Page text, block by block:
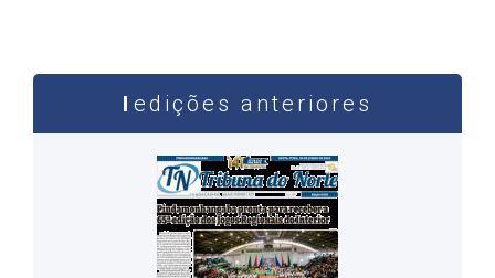
edições anteriores